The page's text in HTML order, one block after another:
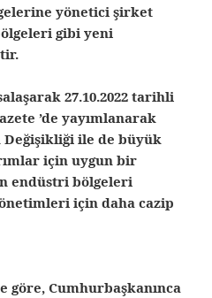
yönetici şirket
gibi yeni
27.10.2022 tarihli
’de yayımlanarak
ile de büyük
için uygun bir
endüstri bölgeleri
için daha cazip
göre, Cumhurbaşkanınca